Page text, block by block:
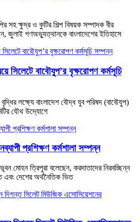
সহ ক্ষুদ্র ও কুটির শিল্প বিষয়ক সম্পাদক বীর
জুলাই গণঅভ্যুত্থানকে বাংলাদেশের ইতিহাসে
সিলেটে বাবৌযুপ’র বৃক্ষরোপণ কর্মসূচি
লক্ষ্যে বাংলাদেশ বৌদ্ধ যুব পরিষদ (বাবৌযুপ)
যৌথ উদ্যোগে
প্রশিক্ষণ কর্মশালা সম্পন্ন
মোহন ত্রিপুরা বলেছেন, করদাতাদের নিরবচ্ছিন্ন
এবং দেশের অর্থনৈতিক ভিত